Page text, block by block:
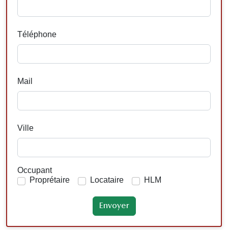
Téléphone
Mail
Ville
Occupant
Proprétaire
Locataire HLM